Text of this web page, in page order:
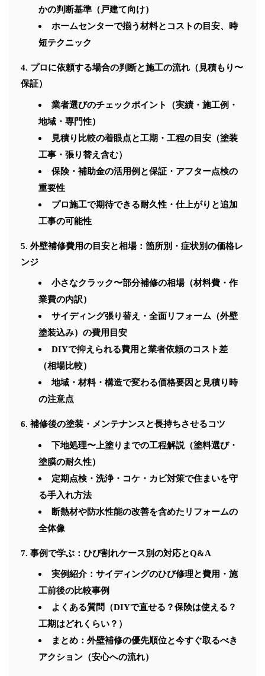
かの判断基準（戸建て向け）
ホームセンターで揃う材料とコストの目安、時
短テクニック
プロに依頼する場合の判断と施工の流れ（見積もり〜
保証）
業者選びのチェックポイント（実績・施工例・
地域・専門性）
見積り比較の着眼点と工期・工程の目安（塗装
工事・張り替え含む）
保険・補助金の活用例と保証・アフター点検の
重要性
プロ施工で期待できる耐久性・仕上がりと追加
工事の可能性
外壁補修費用の目安と相場：箇所別・症状別の価格レ
ンジ
小さなクラック〜部分補修の相場（材料費・作
業費の内訳）
サイディング張り替え・全面リフォーム（外壁
塗装込み）の費用目安
DIYで抑えられる費用と業者依頼のコスト差
（相場比較）
地域・材料・構造で変わる価格要因と見積り時
の注意点
補修後の塗装・メンテナンスと長持ちさせるコツ
下地処理〜上塗りまでの工程解説（塗料選び・
塗膜の耐久性）
定期点検・洗浄・コケ・カビ対策で住まいを守
る手入れ方法
断熱材や防水性能の改善を含めたリフォームの
全体像
事例で学ぶ：ひび割れケース別の対応とQ&A
実例紹介：サイディングのひび修理と費用・施
工前後の比較事例
よくある質問（DIYで直せる？保険は使える？
工期はどれくらい？）
まとめ：外壁補修の優先順位と今すぐ取るべき
アクション（安心への流れ）